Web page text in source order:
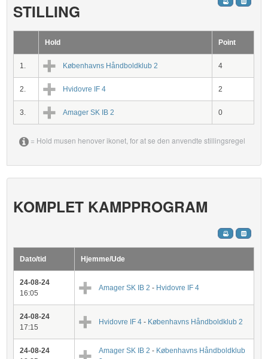
STILLING
Hold Point
1. Københavns Håndboldklub 2 4
2. Hvidovre IF 4 2
3. Amager SK IB 2 0
= Hold musen henover ikonet, for at se den anvendte stillingsregel
KOMPLET KAMPPROGRAM
Dato/tid Hjemme/Ude
24-08-24
16:05
Amager SK IB 2 - Hvidovre IF 4
24-08-24
17:15
Hvidovre IF 4 - Københavns Håndboldklub 2
24-08-24
Amager SK IB 2 - Københavns Håndboldklub